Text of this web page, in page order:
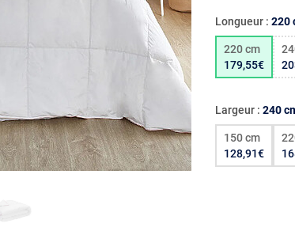
Longueur : 220
220 cm
179,55€
Largeur : 240
150 cm
128,91€